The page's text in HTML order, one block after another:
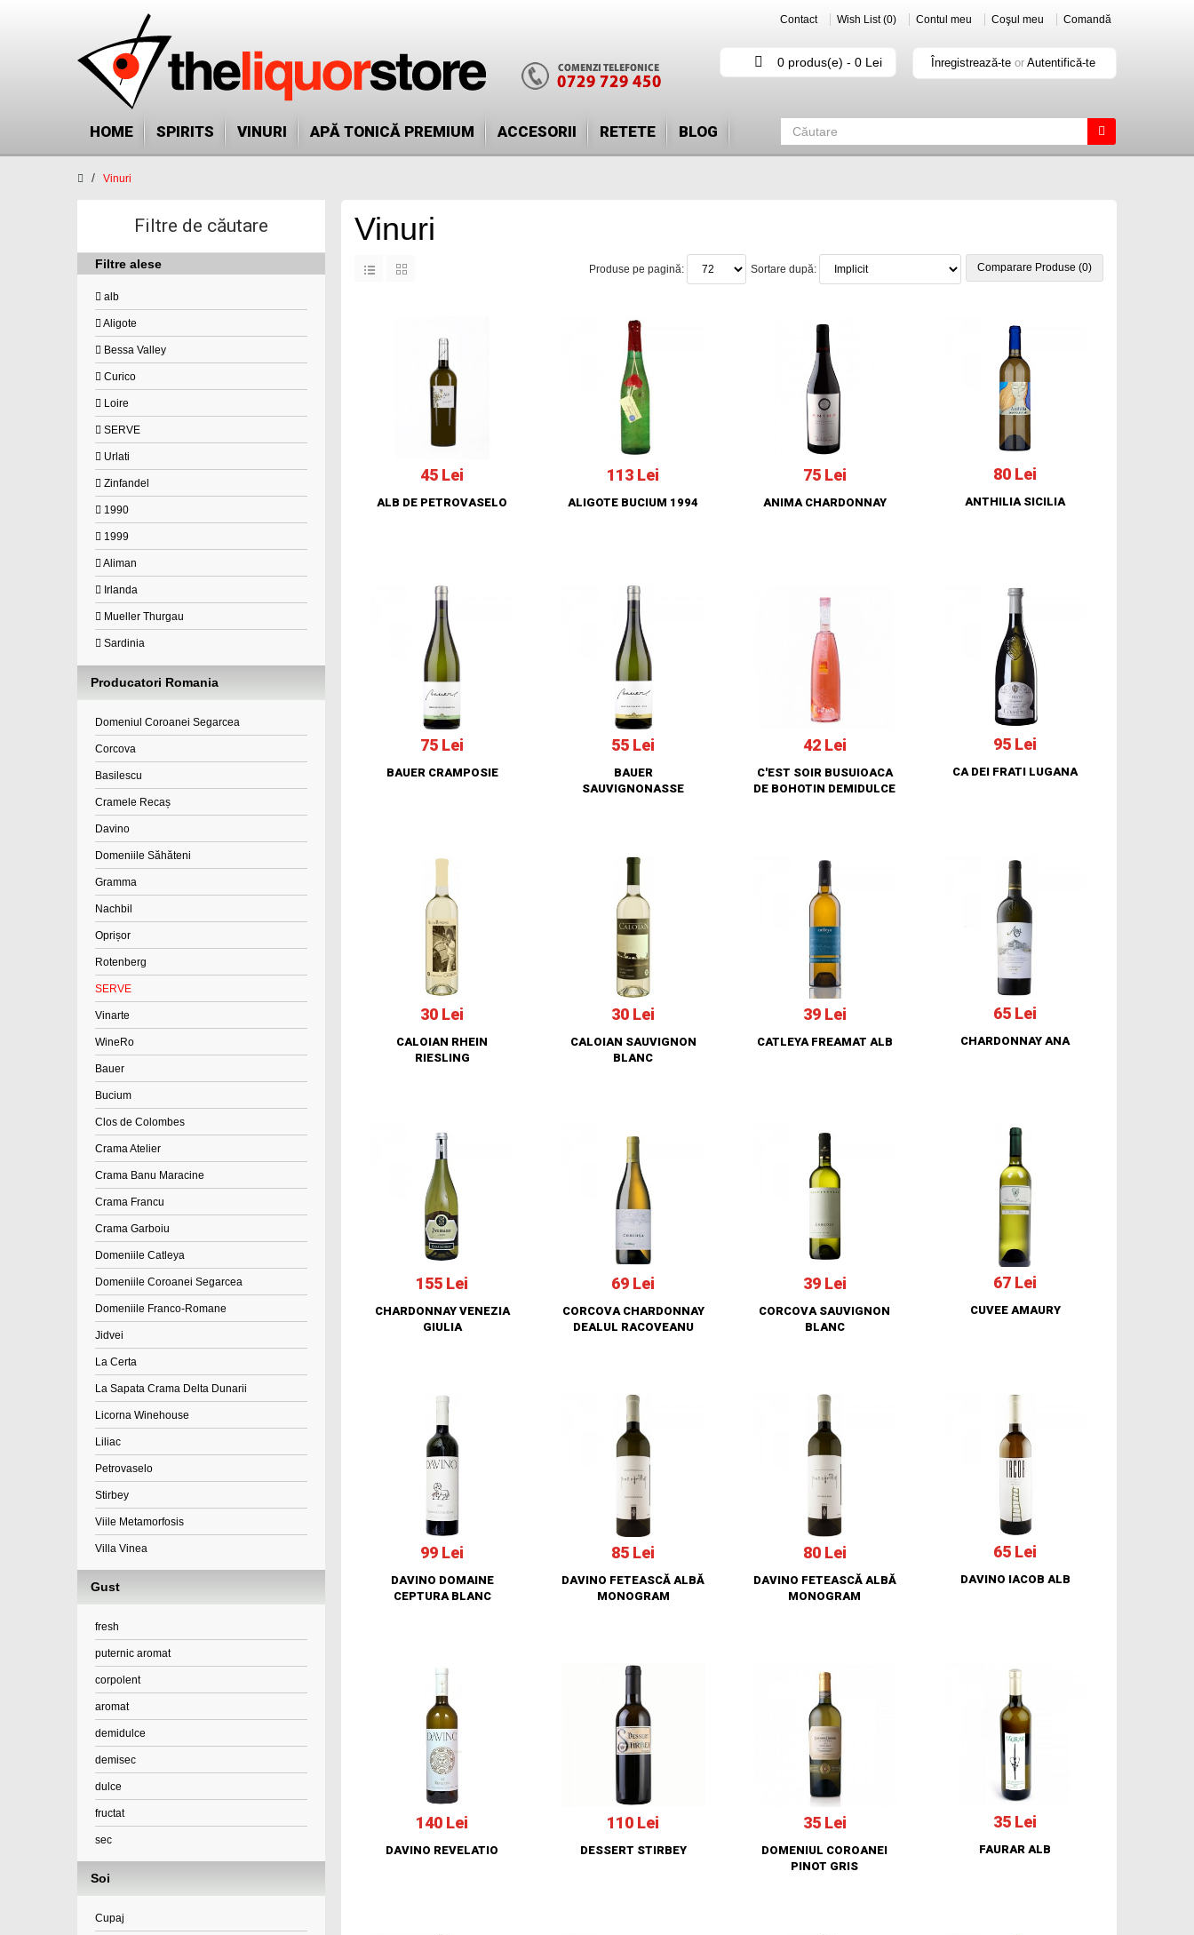
Contact Wish List (0) Contul meu Coşul meu Comandă
0 produs(e) - 0 Lei Înregistrează-te orAutentifică-te
HOME SPIRITS VINURI APĂ TONICĂ PREMIUM ACCESORII RETETE BLOG
Vinuri
Filtre de căutare
Filtre alese
alb
Aligote
Bessa Valley
Curico
Loire
SERVE
Urlati
Zinfandel
1990
1999
Aliman
Irlanda
Mueller Thurgau
Sardinia
Producatori Romania
Domeniul Coroanei Segarcea
Corcova
Basilescu
Cramele Recaș
Davino
Domeniile Săhăteni
Gramma
Nachbil
Oprișor
Rotenberg
SERVE
Vinarte
WineRo
Bauer
Bucium
Clos de Colombes
Crama Atelier
Crama Banu Maracine
Crama Francu
Crama Garboiu
Domeniile Catleya
Domeniile Coroanei Segarcea
Domeniile Franco-Romane
Jidvei
La Certa
La Sapata Crama Delta Dunarii
Licorna Winehouse
Liliac
Petrovaselo
Stirbey
Viile Metamorfosis
Villa Vinea
Gust
fresh
puternic aromat
corpolent
aromat
demidulce
demisec
dulce
fructat
sec
Soi
Cupaj
Vinuri
Comparare Produse (0)
Sortare după:
Produse pe pagină:
45 Lei
ALB DE PETROVASELO
113 Lei
ALIGOTE BUCIUM 1994
75 Lei
ANIMA CHARDONNAY
80 Lei
ANTHILIA SICILIA
75 Lei
BAUER CRAMPOSIE
55 Lei
BAUER
SAUVIGNONASSE
42 Lei
C'EST SOIR BUSUIOACA
DE BOHOTIN DEMIDULCE
95 Lei
CA DEI FRATI LUGANA
30 Lei
CALOIAN RHEIN
RIESLING
30 Lei
CALOIAN SAUVIGNON
BLANC
39 Lei
CATLEYA FREAMAT ALB
65 Lei
CHARDONNAY ANA
155 Lei
CHARDONNAY VENEZIA
GIULIA
69 Lei
CORCOVA CHARDONNAY
DEALUL RACOVEANU
39 Lei
CORCOVA SAUVIGNON
BLANC
67 Lei
CUVEE AMAURY
99 Lei
DAVINO DOMAINE
CEPTURA BLANC
85 Lei
DAVINO FETEASCĂ ALBĂ
MONOGRAM
80 Lei
DAVINO FETEASCĂ ALBĂ
MONOGRAM
65 Lei
DAVINO IACOB ALB
140 Lei
DAVINO REVELATIO
110 Lei
DESSERT STIRBEY
35 Lei
DOMENIUL COROANEI
PINOT GRIS
35 Lei
FAURAR ALB